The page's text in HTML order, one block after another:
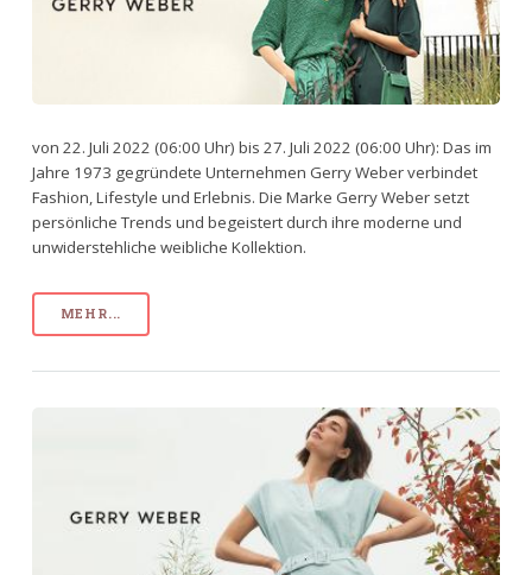
von 22. Juli 2022 (06:00 Uhr) bis 27. Juli 2022 (06:00 Uhr): Das im
Jahre 1973 gegründete Unternehmen Gerry Weber verbindet
Fashion, Lifestyle und Erlebnis. Die Marke Gerry Weber setzt
persönliche Trends und begeistert durch ihre moderne und
unwiderstehliche weibliche Kollektion.
MEHR...